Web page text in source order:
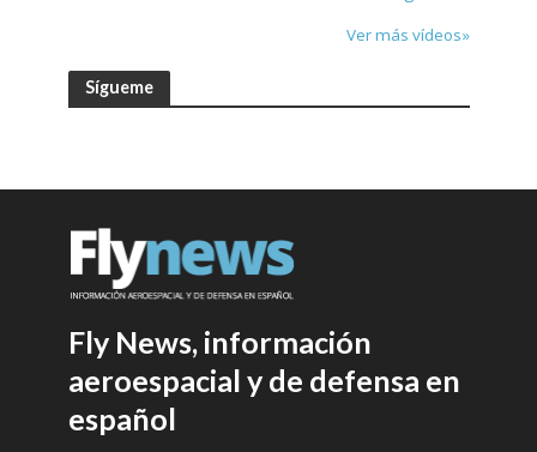
Ver más vídeos»
Sígueme
Fly News, información
aeroespacial y de defensa en
español